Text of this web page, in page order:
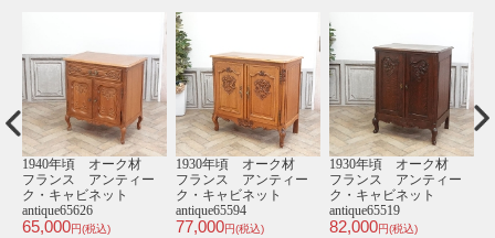
1920年頃 マホガニー
材 イギリス アンテ
ィーク・キャビネッ
ト antique81099
83,000円(税込)
1930年頃 オーク材
フランス アンティー
ク・キャビネット
antique65536
79,000円(税込)
1920年頃 マホガニー
材 イギリス アンテ
ィーク・ショーケー
ス antique81123
168,000円(税込)